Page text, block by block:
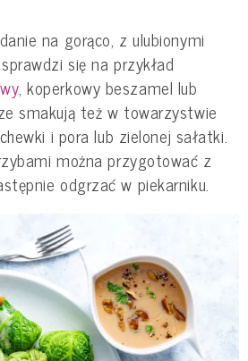
na gorąco, z ulubionymi
się na przykład
, koperkowy beszamel lub
smakują też w towarzystwie
i pora lub zielonej sałatki.
można przygotować z
odgrzać w piekarniku.